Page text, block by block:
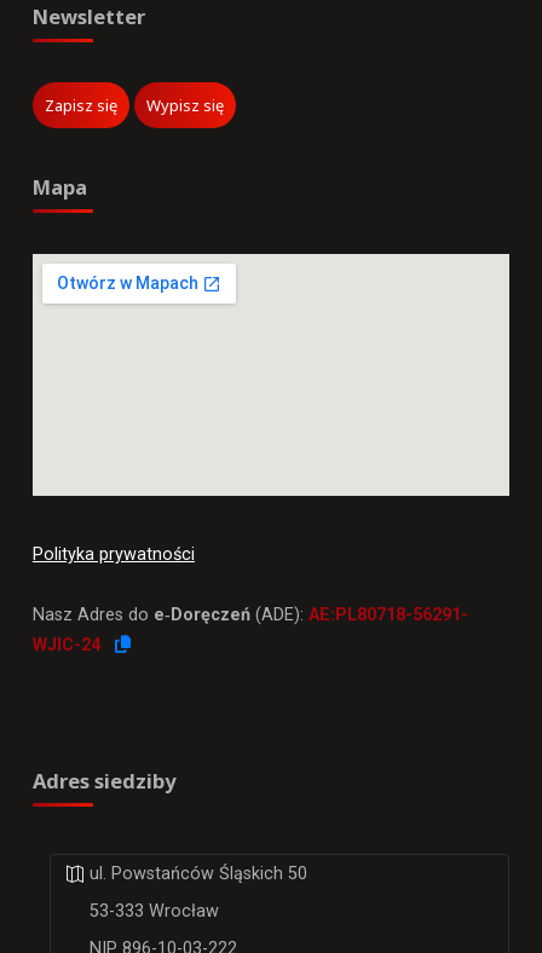
Newsletter
Mapa
Polityka prywatności
Nasz Adres do e‑Doręczeń(ADE): AE:PL80718-56291-
WJIC-24
Adres siedziby
ul. Powstańców Śląskich 50
53-333 Wrocław
NIP 896-10-03-222